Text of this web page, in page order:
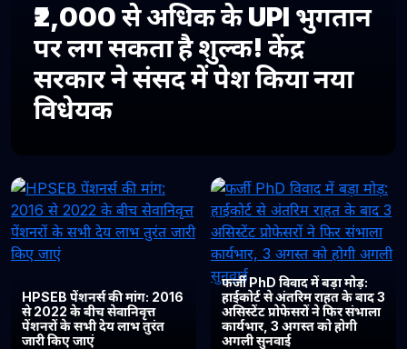
₹2,000 से अधिक के UPI भुगतान
पर लग सकता है शुल्क! केंद्र
सरकार ने संसद में पेश किया नया
विधेयक
HPSEB पेंशनर्स की मांग: 2016
से 2022 के बीच सेवानिवृत्त
पेंशनरों के सभी देय लाभ तुरंत
जारी किए जाएं
फर्जी PhD विवाद में बड़ा मोड़:
हाईकोर्ट से अंतरिम राहत के बाद 3
असिस्टेंट प्रोफेसरों ने फिर संभाला
कार्यभार, 3 अगस्त को होगी
अगली सुनवाई